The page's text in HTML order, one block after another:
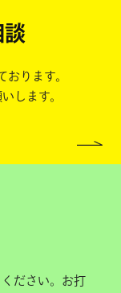
談
ります。
します。
ださい。お打